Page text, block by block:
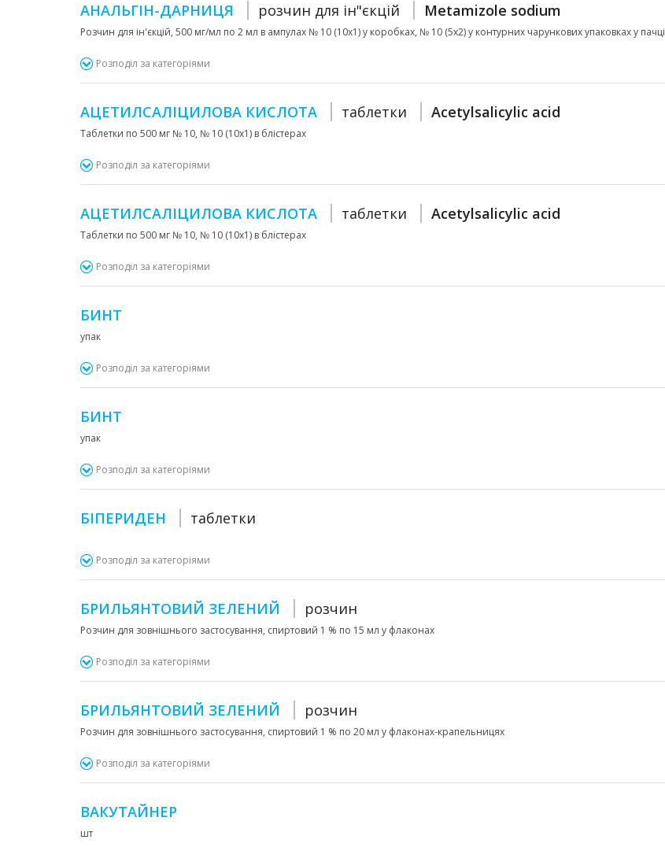
АНАЛЬГІН-ДАРНИЦЯ розчин для ін"єкцій Metamizole sodium
Розчин для ін'єкцій, 500 мг/мл по 2 мл в ампулах № 10 (10х1) у коробках, № 10 (5х2) у контурних чарункових упаковках у пачці
Розподіл за категоріями
АЦЕТИЛСАЛІЦИЛОВА КИСЛОТА таблетки Acetylsalicylic acid
Таблетки по 500 мг № 10, № 10 (10х1) в блістерах
Розподіл за категоріями
АЦЕТИЛСАЛІЦИЛОВА КИСЛОТА таблетки Acetylsalicylic acid
Таблетки по 500 мг № 10, № 10 (10х1) в блістерах
Розподіл за категоріями
БИНТ
упак
Розподіл за категоріями
БИНТ
упак
Розподіл за категоріями
БІПЕРИДЕН таблетки
Розподіл за категоріями
БРИЛЬЯНТОВИЙ ЗЕЛЕНИЙ розчин
Розчин для зовнішнього застосування, спиртовий 1 % по 15 мл у флаконах
Розподіл за категоріями
БРИЛЬЯНТОВИЙ ЗЕЛЕНИЙ розчин
Розчин для зовнішнього застосування, спиртовий 1 % по 20 мл у флаконах-крапельницях
Розподіл за категоріями
ВАКУТАЙНЕР
шт